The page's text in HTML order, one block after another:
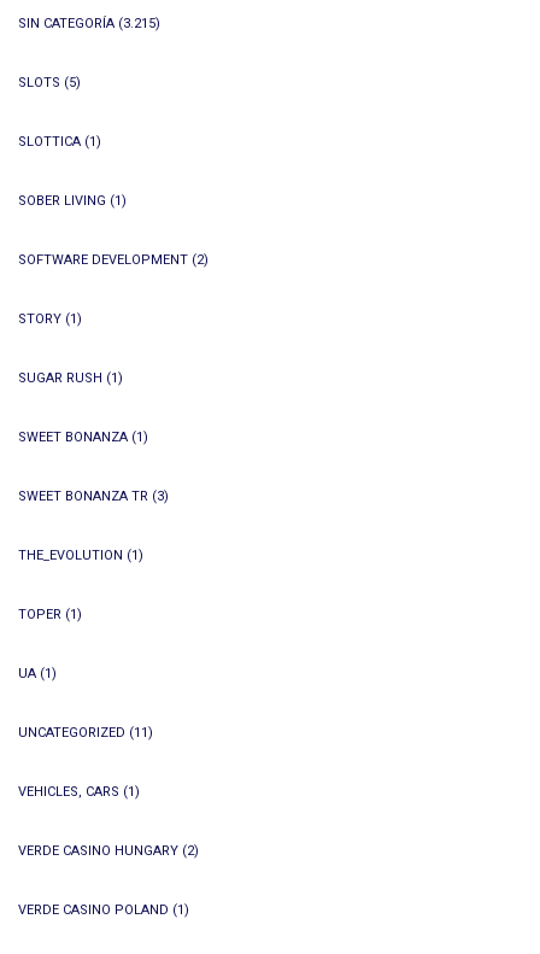
SIN CATEGORÍA (3.215)
SLOTS (5)
SLOTTICA (1)
SOBER LIVING (1)
SOFTWARE DEVELOPMENT (2)
STORY (1)
SUGAR RUSH (1)
SWEET BONANZA (1)
SWEET BONANZA TR (3)
THE_EVOLUTION (1)
TOPER (1)
UA (1)
UNCATEGORIZED (11)
VEHICLES, CARS (1)
VERDE CASINO HUNGARY (2)
VERDE CASINO POLAND (1)